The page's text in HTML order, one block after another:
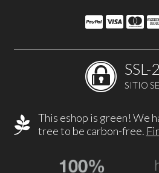
SSL-
SITIO
This eshop is green! We
tree to be carbon-free.